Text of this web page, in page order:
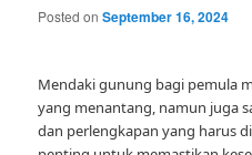
Posted onSeptember 16, 2024
Mendaki gunung bagi pemula
yang menantang, namun juga
dan perlengkapan yang harus